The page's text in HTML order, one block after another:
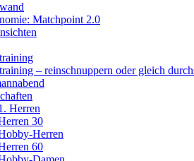
Matchpoint 2.0
– reinschnuppern oder gleich
Herren
30
Herren
60